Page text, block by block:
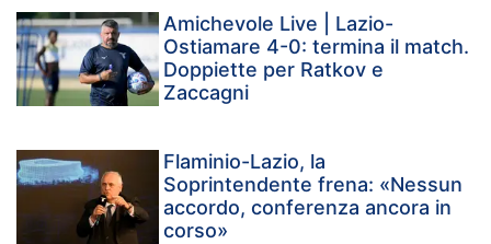
Amichevole Live | Lazio-
Ostiamare 4-0: termina il match.
Doppiette per Ratkov e
Zaccagni
Flaminio-Lazio, la
Soprintendente frena: «Nessun
accordo, conferenza ancora in
corso»